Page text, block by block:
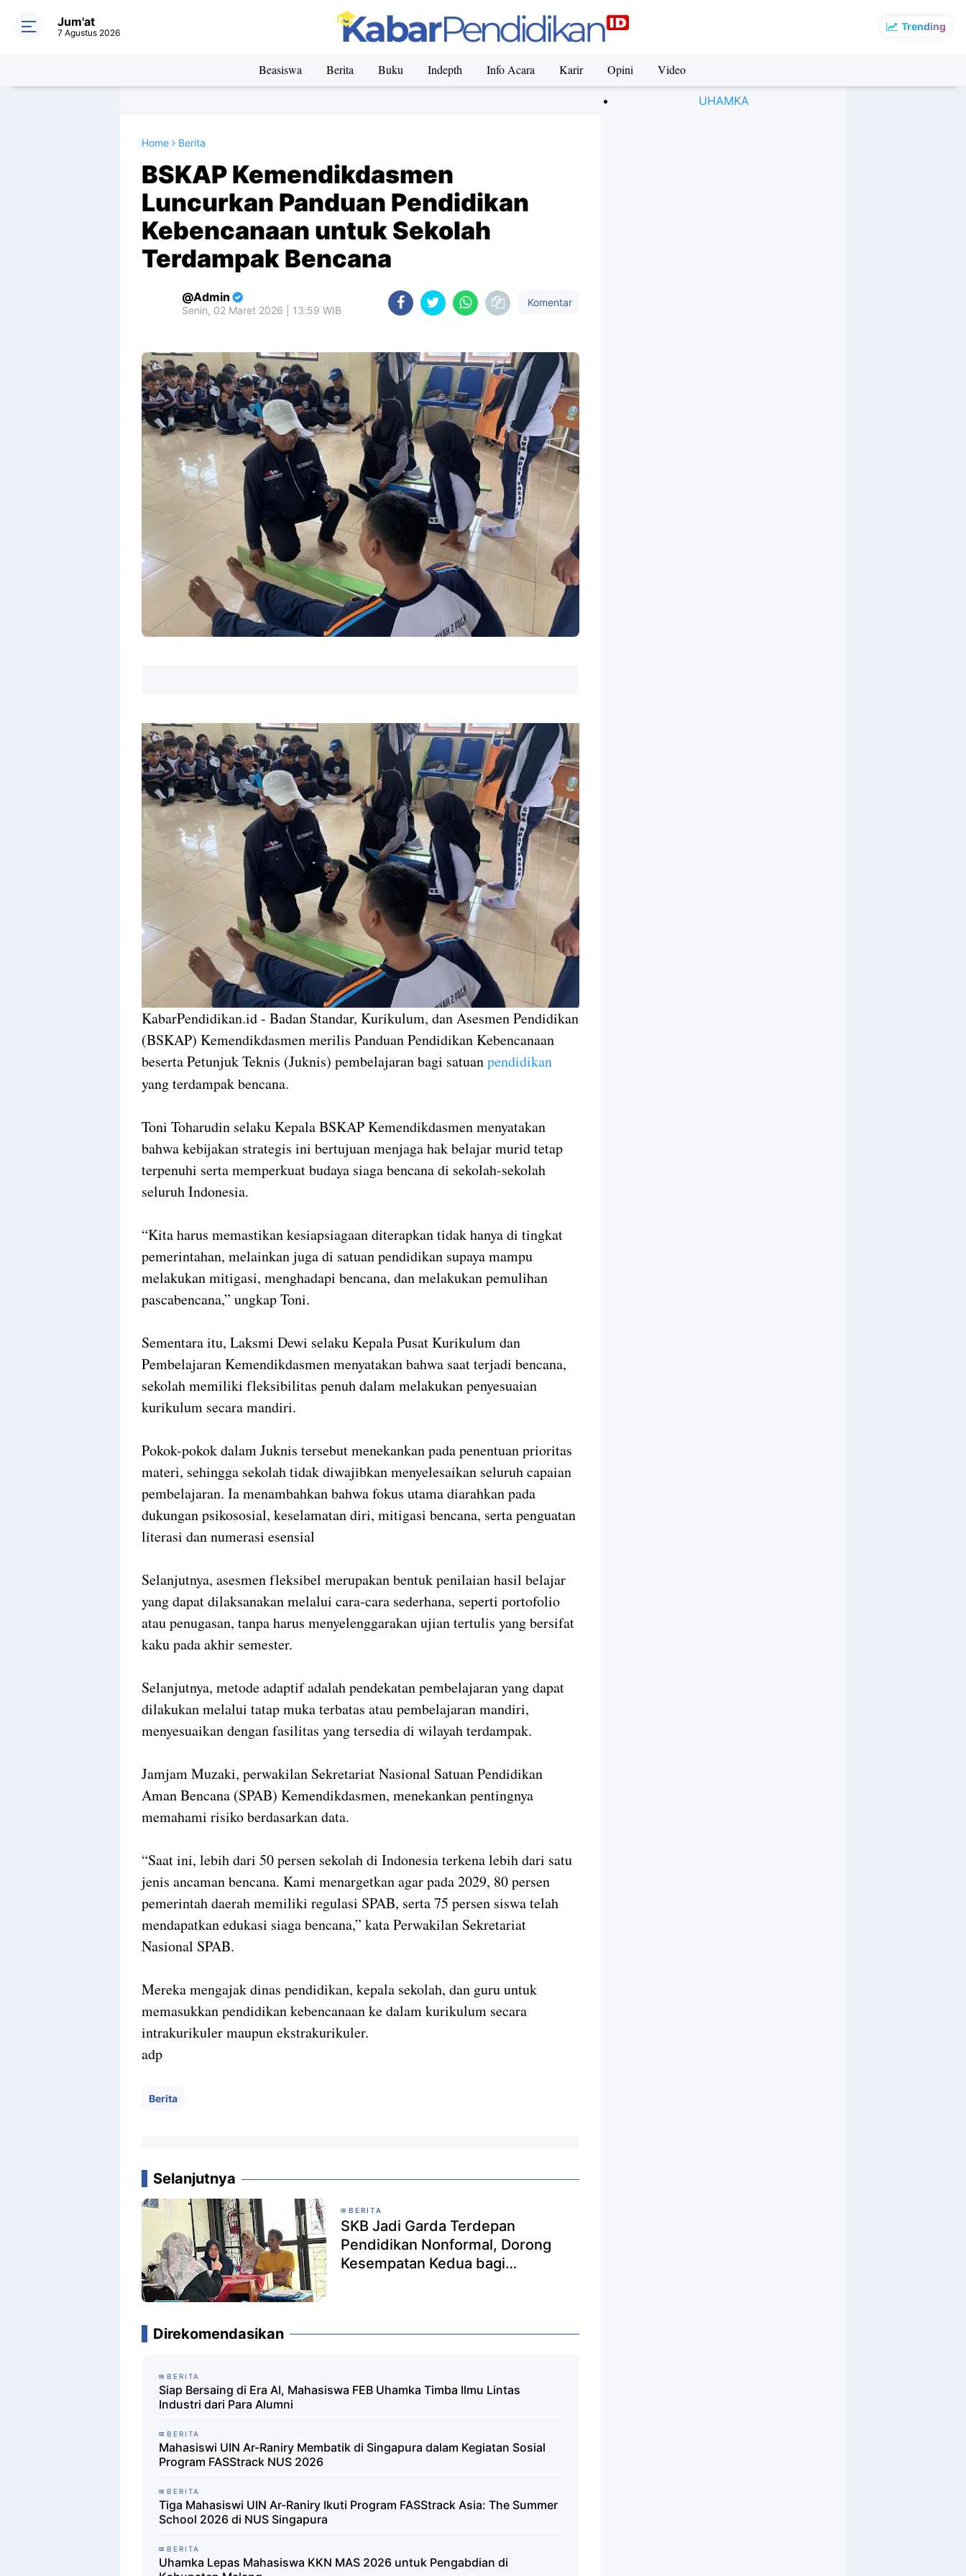
Trending
Jum'at
7 Agustus 2026
Beasiswa Berita Buku Indepth Info Acara Karir Opini Video
Home Berita
BSKAP Kemendikdasmen
Luncurkan Panduan Pendidikan
Kebencanaan untuk Sekolah
Terdampak Bencana
Admin
Senin, 02 Maret 2026 | 13:59 WIB
Komentar
KabarPendidikan.id - Badan Standar, Kurikulum, dan Asesmen Pendidikan
(BSKAP) Kemendikdasmen merilis Panduan Pendidikan Kebencanaan
beserta Petunjuk Teknis (Juknis) pembelajaran bagi satuanpendidikan
yang terdampak bencana.
Toni Toharudin selaku Kepala BSKAP Kemendikdasmen menyatakan
bahwa kebijakan strategis ini bertujuan menjaga hak belajar murid tetap
terpenuhi serta memperkuat budaya siaga bencana di sekolah-sekolah
seluruh Indonesia.
“Kita harus memastikan kesiapsiagaan diterapkan tidak hanya di tingkat
pemerintahan, melainkan juga di satuan pendidikan supaya mampu
melakukan mitigasi, menghadapi bencana, dan melakukan pemulihan
pascabencana,” ungkap Toni.
Sementara itu, Laksmi Dewi selaku Kepala Pusat Kurikulum dan
Pembelajaran Kemendikdasmen menyatakan bahwa saat terjadi bencana,
sekolah memiliki fleksibilitas penuh dalam melakukan penyesuaian
kurikulum secara mandiri.
Pokok-pokok dalam Juknis tersebut menekankan pada penentuan prioritas
materi, sehingga sekolah tidak diwajibkan menyelesaikan seluruh capaian
pembelajaran. Ia menambahkan bahwa fokus utama diarahkan pada
dukungan psikososial, keselamatan diri, mitigasi bencana, serta penguatan
literasi dan numerasi esensial
Selanjutnya, asesmen fleksibel merupakan bentuk penilaian hasil belajar
yang dapat dilaksanakan melalui cara-cara sederhana, seperti portofolio
atau penugasan, tanpa harus menyelenggarakan ujian tertulis yang bersifat
kaku pada akhir semester.
Selanjutnya, metode adaptif adalah pendekatan pembelajaran yang dapat
dilakukan melalui tatap muka terbatas atau pembelajaran mandiri,
menyesuaikan dengan fasilitas yang tersedia di wilayah terdampak.
Jamjam Muzaki, perwakilan Sekretariat Nasional Satuan Pendidikan
Aman Bencana (SPAB) Kemendikdasmen, menekankan pentingnya
memahami risiko berdasarkan data.
“Saat ini, lebih dari 50 persen sekolah di Indonesia terkena lebih dari satu
jenis ancaman bencana. Kami menargetkan agar pada 2029, 80 persen
pemerintah daerah memiliki regulasi SPAB, serta 75 persen siswa telah
mendapatkan edukasi siaga bencana,” kata Perwakilan Sekretariat
Nasional SPAB.
Mereka mengajak dinas pendidikan, kepala sekolah, dan guru untuk
memasukkan pendidikan kebencanaan ke dalam kurikulum secara
intrakurikuler maupun ekstrakurikuler.
adp
Berita
Selanjutnya
BERITA
SKB Jadi Garda Terdepan
Pendidikan Nonformal, Dorong
Kesempatan Kedua bagi
Direkomendasikan
BERITA
Siap Bersaing di Era AI, Mahasiswa FEB Uhamka Timba Ilmu Lintas
Industri dari Para Alumni
BERITA
Mahasiswi UIN Ar-Raniry Membatik di Singapura dalam Kegiatan Sosial
Program FASStrack NUS 2026
BERITA
Tiga Mahasiswi UIN Ar-Raniry Ikuti Program FASStrack Asia: The Summer
School 2026 di NUS Singapura
BERITA
Uhamka Lepas Mahasiswa KKN MAS 2026 untuk Pengabdian di
UHAMKA